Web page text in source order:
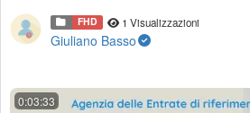
FHD 1 Visualizzazioni
Giuliano Basso
0:03:33